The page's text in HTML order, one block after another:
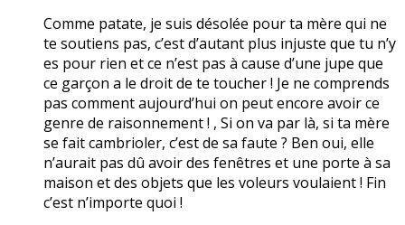
Comme patate, je suis désolée pour ta mère qui ne
te soutiens pas, c’est d’autant plus injuste que tu n’y
es pour rien et ce n’est pas à cause d’une jupe que
ce garçon a le droit de te toucher ! Je ne comprends
pas comment aujourd’hui on peut encore avoir ce
genre de raisonnement ! , Si on va par là, si ta mère
se fait cambrioler, c’est de sa faute ? Ben oui, elle
n’aurait pas dû avoir des fenêtres et une porte à sa
maison et des objets que les voleurs voulaient ! Fin
c’est n’importe quoi !